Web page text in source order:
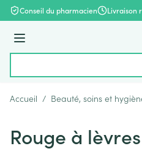
Aller au contenu
Conseil du pharmacien Livraison
Menu
Accueil / Beauté, soins et
Rouge à lèvres